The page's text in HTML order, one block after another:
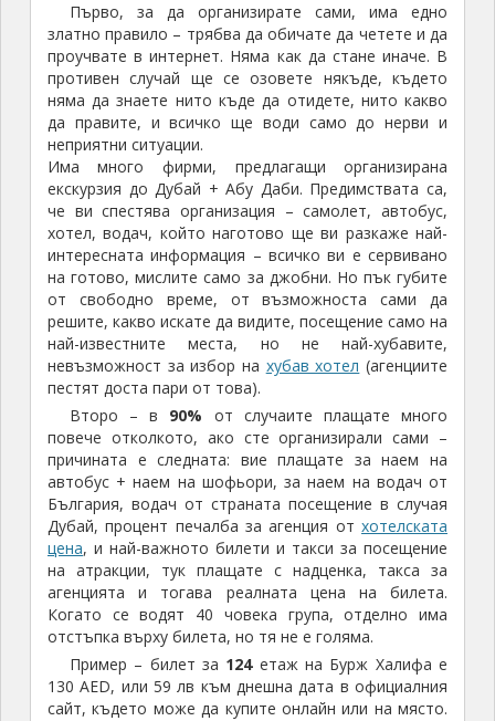
Първо, за да организирате сами, има едно
златно правило – трябва да обичате да четете и да
проучвате в интернет. Няма как да стане иначе. В
противен случай ще се озовете някъде, където
няма да знаете нито къде да отидете, нито какво
да правите, и всичко ще води само до нерви и
неприятни ситуации.
Има много фирми, предлагащи организирана
екскурзия до Дубай + Абу Даби. Предимствата са,
че ви спестява организация – самолет, автобус,
хотел, водач, който наготово ще ви разкаже най-
интересната информация – всичко ви е сервивано
на готово, мислите само за джобни. Но пък губите
от свободно време, от възможноста сами да
решите, какво искате да видите, посещение само на
най-известните места, но не най-хубавите,
невъзможност за избор на хубав хотел (агенциите
пестят доста пари от това).
Второ – в 90% от случаите плащате много
повече отколкото, ако сте организирали сами –
причината е следната: вие плащате за наем на
автобус + наем на шофьори, за наем на водач от
България, водач от страната посещение в случая
Дубай, процент печалба за агенция отхотелската
цена, и най-важното билети и такси за посещение
на атракции, тук плащате с надценка, такса за
агенцията и тогава реалната цена на билета.
Когато се водят 40 човека група, отделно има
отстъпка върху билета, но тя не е голяма.
Пример – билет за 124етаж на Бурж Халифа е
130 AED, или 59 лв към днешна дата в официалния
сайт, където може да купите онлайн или на място.